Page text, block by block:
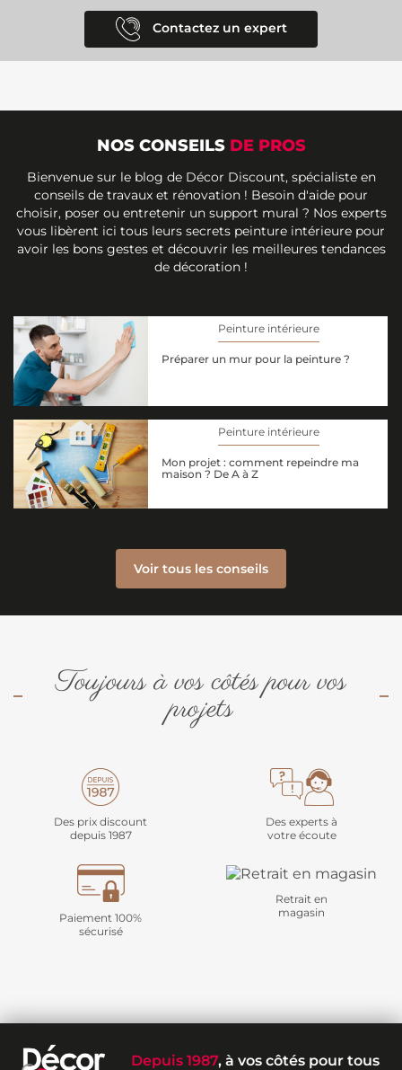
Contactez un expert
NOS CONSEILS DE PROS
Bienvenue sur le blog de Décor Discount, spécialiste en
conseils de travaux et rénovation ! Besoin d'aide pour
choisir, poser ou entretenir un support mural ? Nos experts
vous libèrent ici tous leurs secrets peinture intérieure pour
avoir les bons gestes et découvrir les meilleures tendances
de décoration !
Peinture intérieure
Préparer un mur pour la peinture ?
Peinture intérieure
Mon projet : comment repeindre ma
maison ? De A à Z
Voir tous les conseils
Toujours à vos côtés pour vos
projets
Des prix discount
depuis 1987
Des experts à
votre écoute
Paiement 100%
sécurisé
Retrait en
magasin
Depuis 1987, à vos côtés pour tous